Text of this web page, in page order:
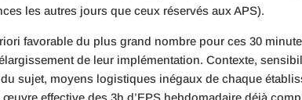
les autres jours que ceux réservés aux APS).
favorable du plus grand nombre pour ces 30
de leur implémentation. Contexte,
sujet, moyens logistiques inégaux de chaque
effective des 3h d’EPS hebdomadaire déjà